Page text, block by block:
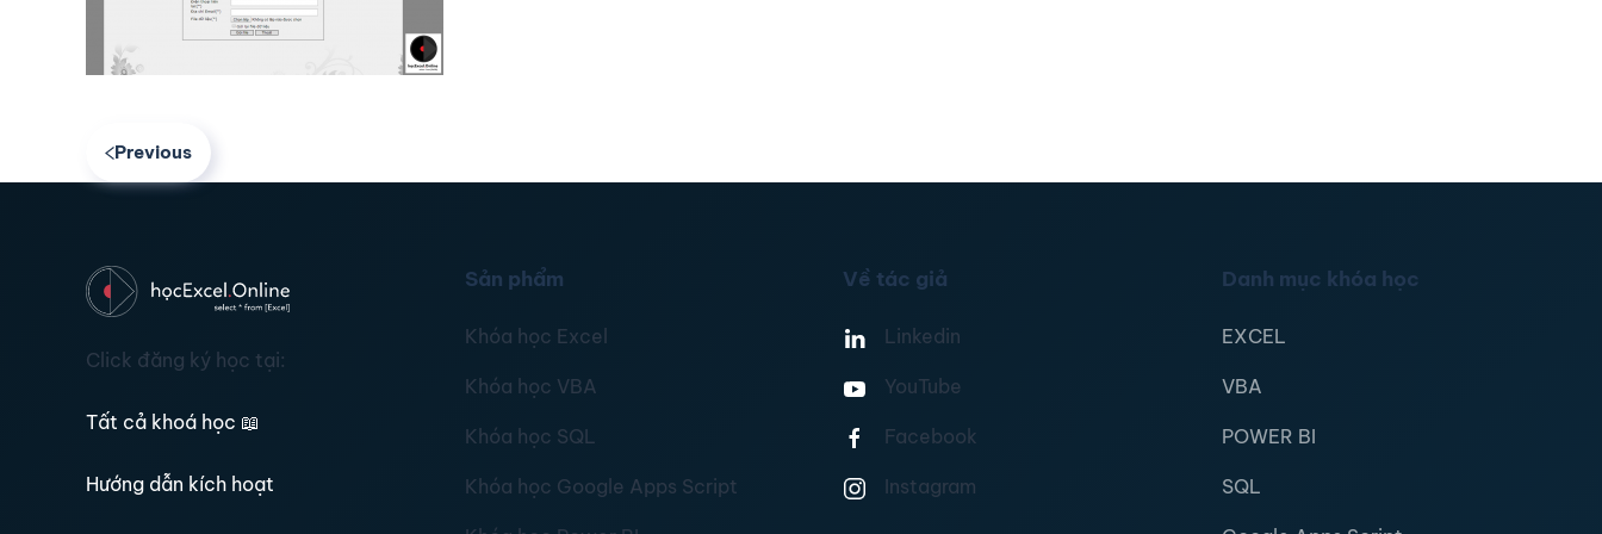
Previous
Click đăng ký học tại:
Tất cả khoá học 📖
Hướng dẫn kích hoạt
Sản phẩm
Khóa học Excel
Khóa học VBA
Khóa học SQL
Khóa học Google Apps Script
Về tác giả
Linkedin
YouTube
Facebook
Instagram
Danh mục khóa học
EXCEL
VBA
POWER BI
SQL